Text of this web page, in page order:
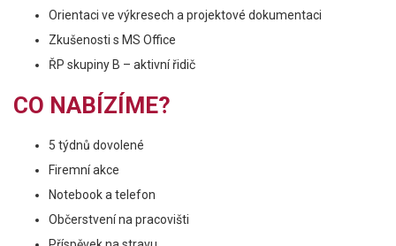
Orientaci ve výkresech a projektové dokumentaci
Zkušenosti s MS Office
ŘP skupiny B – aktivní řidič
CO NABÍZÍME?
5 týdnů dovolené
Firemní akce
Notebook a telefon
Občerstvení na pracovišti